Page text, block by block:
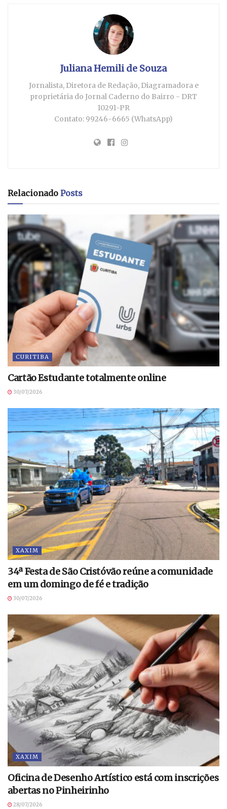
Juliana Hemili de Souza
Jornalista, Diretora de Redação, Diagramadora e
proprietária do Jornal Caderno do Bairro - DRT
10291-PR
Contato: 99246-6665 (WhatsApp)
Relacionado Posts
CURITIBA
Cartão Estudante totalmente online
30/07/2026
XAXIM
34ª Festa de São Cristóvão reúne a comunidade
em um domingo de fé e tradição
30/07/2026
XAXIM
Oficina de Desenho Artístico está com inscrições
abertas no Pinheirinho
28/07/2026